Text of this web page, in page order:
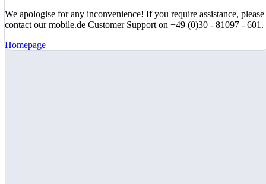
We apologise for any inconvenience! If you require assistance, please
contact our mobile.de Customer Support on +49 (0)30 - 81097 - 601.
Homepage